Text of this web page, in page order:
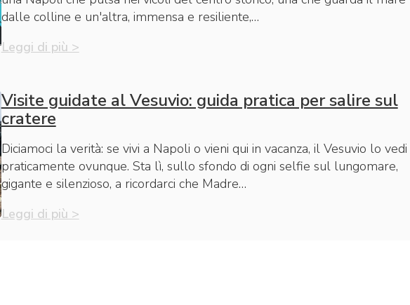
dalle colline e un'altra, immensa e resiliente,…
Leggi di più >
Visite guidate al Vesuvio: guida pratica per salire sul
cratere
Diciamoci la verità: se vivi a Napoli o vieni qui in vacanza, il Vesuvio lo vedi
praticamente ovunque. Sta lì, sullo sfondo di ogni selfie sul lungomare,
gigante e silenzioso, a ricordarci che Madre…
Leggi di più >